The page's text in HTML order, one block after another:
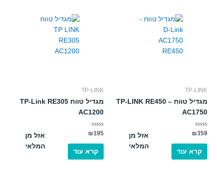
אזל מן
המלאי
TP-LINK
מגדיל טווח – TP-LINK RE450
AC1750
דורג
מתוך
₪359
קרא עוד
אזל מן
המלאי
TP-LINK
מגדיל טווח TP-Link RE305
AC1200
דורג
מתוך
₪195
קרא עוד